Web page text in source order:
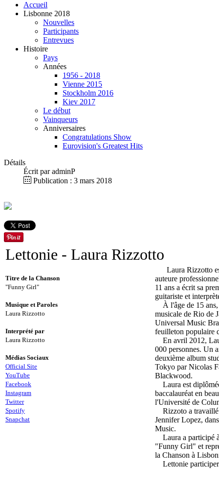
Accueil
Lisbonne 2018
Nouvelles
Participants
Entrevues
Histoire
Pays
Années
1956 - 2018
Vienne 2015
Stockholm 2016
Kiev 2017
Le début
Vainqueurs
Anniversaires
Congratulations Show
Eurovision's Greatest Hits
Détails
Écrit paradminP
Publication : 3 mars 2018
Lettonie - Laura Rizzotto
Titre de la Chanson
"Funny Girl"
Musique et Paroles
Laura Rizzotto
Interprété par
Laura Rizzotto
Médias Sociaux
Official Site
YouTube
Facebook
Instagram
Twitter
Spotify
Snapchat
Laura Rizzotto
auteure
11 ans a écrit sa
guitariste et
À l'âge de 15
musicale de Rio de
Universal Music
feuilleton populaire
En avril 2012,
000 personnes. Un
deuxième album
Tokyo par Nicolas
Blackwood.
Laura est
baccalauréat en
l'Université de
Rizzoto a
Jennifer Lopez,
Music.
Laura a participé
"Funny Girl" et
la Chanson à
Lettonie